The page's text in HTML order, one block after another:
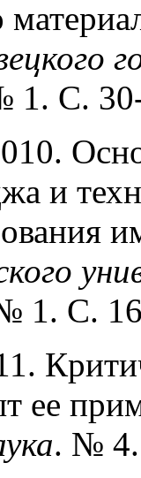
1. С.
и
1. С.
ее
. №